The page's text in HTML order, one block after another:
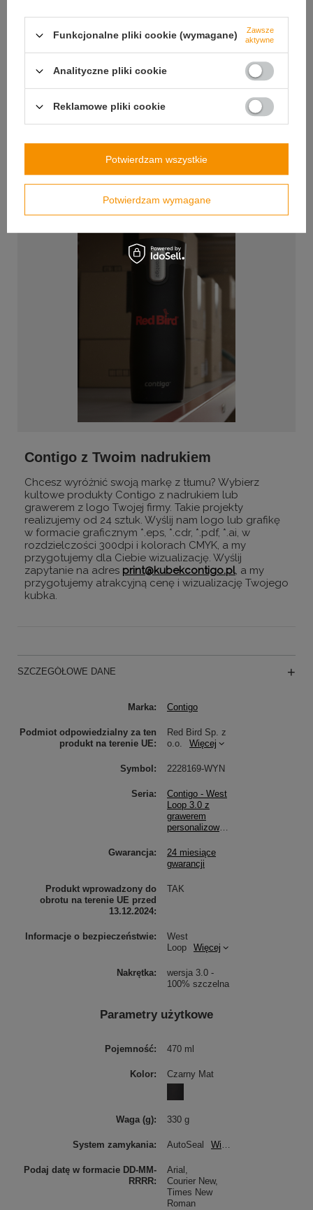
Contigo z Twoim nadrukiem
Chcesz wyróżnić swoją markę z tłumu? Wybierz
kultowe produkty Contigo z nadrukiem lub
grawerem z logo Twojej firmy. Takie projekty
realizujemy od 24 sztuk. Wyślij nam logo lub grafikę
w formacie graficznym *.eps, *.cdr, *.pdf, *.ai, w
rozdzielczości 300dpi i kolorach CMYK, a my
przygotujemy dla Ciebie wizualizację. Wyślij
zapytanie na adres print@kubekcontigo.pl, a my
przygotujemy atrakcyjną cenę i wizualizację Twojego
kubka.
SZCZEGÓŁOWE DANE
Marka Contigo
Podmiot odpowiedzialny za ten
produkt na terenie UE
Red Bird Sp. z
o.o.
Więcej
Symbol 2228169-WYN
Seria
Contigo - West
Loop 3.0 z
grawerem
personalizowanym
Gwarancja
24 miesiące
gwarancji
Produkt wprowadzony do
obrotu na terenie UE przed
13.12.2024
TAK
Informacje o bezpieczeństwie
West
Loop
Więcej
Nakrętka
wersja 3.0 -
100% szczelna
Parametry użytkowe
Pojemność 470 ml
Kolor Czarny Mat
Waga (g) 330 g
System zamykania AutoSeal Więcej
Podaj datę w formacie DD-MM-
RRRR
Arial
Courier New
Times New
Roman
Funkcjonalne pliki cookie (wymagane)
Zawsze
aktywne
Analityczne pliki cookie
Reklamowe pliki cookie
Potwierdzam wymagane
Potwierdzam wszystkie